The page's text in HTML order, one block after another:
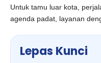
Untuk tamu luar kota,
agenda padat, layanan
Lepas Kunci